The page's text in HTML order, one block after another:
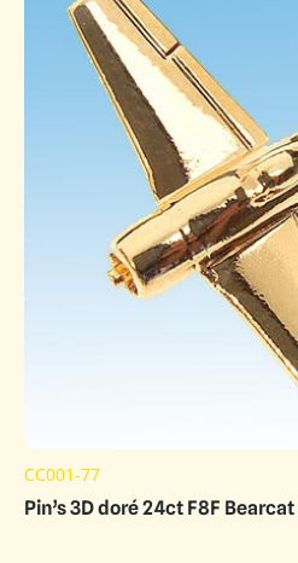
CC001-77
Pin’s 3D doré 24ct F8F Bearcat